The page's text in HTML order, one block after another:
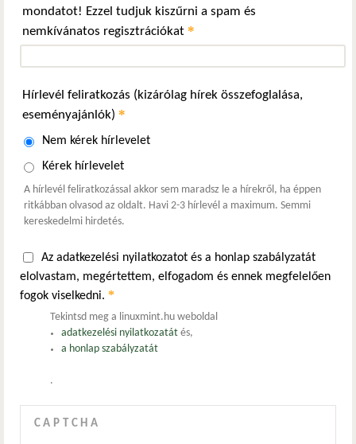
mondatot! Ezzel tudjuk kiszűrni a spam és
nemkívánatos regisztrációkat *
Hírlevél feliratkozás (kizárólag hírek összefoglalása,
eseményajánlók) *
Nem kérek hírlevelet
Kérek hírlevelet
A hírlevél feliratkozással akkor sem maradsz le a hírekről, ha éppen
ritkábban olvasod az oldalt. Havi 2-3 hírlevél a maximum. Semmi
kereskedelmi hirdetés.
Az adatkezelési nyilatkozatot és a honlap szabályzatát
elolvastam, megértettem, elfogadom és ennek megfelelően
fogok viselkedni. *
Tekintsd meg a linuxmint.hu weboldal
adatkezelési nyilatkozatátés,
a honlap szabályzatát
.
CAPTCHA